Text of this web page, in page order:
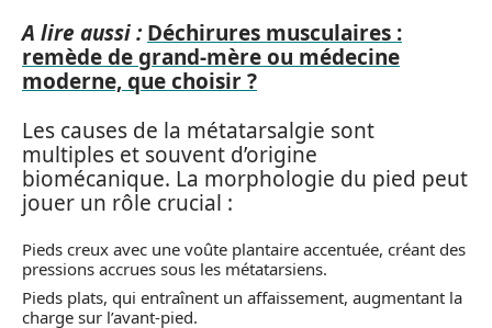
A lire aussi : Déchirures musculaires :
remède de grand-mère ou médecine
moderne, que choisir ?
Les causes de la métatarsalgie sont
multiples et souvent d’origine
biomécanique. La morphologie du pied peut
jouer un rôle crucial :
Pieds creux avec une voûte plantaire accentuée, créant des
pressions accrues sous les métatarsiens.
Pieds plats, qui entraînent un affaissement, augmentant la
charge sur l’avant-pied.